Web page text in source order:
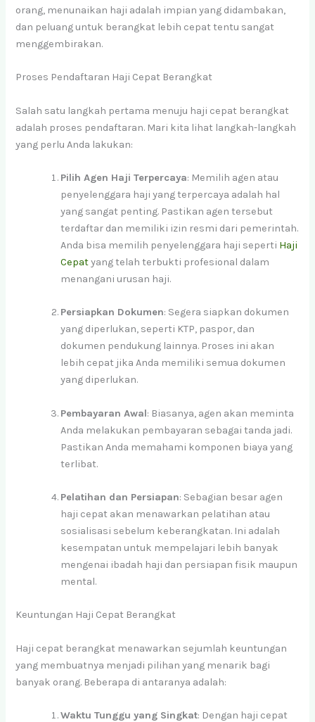
orang, menunaikan haji adalah impian yang didambakan,
dan peluang untuk berangkat lebih cepat tentu sangat
menggembirakan.
Proses Pendaftaran Haji Cepat Berangkat
Salah satu langkah pertama menuju haji cepat berangkat
adalah proses pendaftaran. Mari kita lihat langkah-langkah
yang perlu Anda lakukan:
Pilih Agen Haji Terpercaya: Memilih agen atau
penyelenggara haji yang terpercaya adalah hal
yang sangat penting. Pastikan agen tersebut
terdaftar dan memiliki izin resmi dari pemerintah.
Anda bisa memilih penyelenggara haji seperti Haji
Cepatyang telah terbukti profesional dalam
menangani urusan haji.
Persiapkan Dokumen: Segera siapkan dokumen
yang diperlukan, seperti KTP, paspor, dan
dokumen pendukung lainnya. Proses ini akan
lebih cepat jika Anda memiliki semua dokumen
yang diperlukan.
Pembayaran Awal: Biasanya, agen akan meminta
Anda melakukan pembayaran sebagai tanda jadi.
Pastikan Anda memahami komponen biaya yang
terlibat.
Pelatihan dan Persiapan: Sebagian besar agen
haji cepat akan menawarkan pelatihan atau
sosialisasi sebelum keberangkatan. Ini adalah
kesempatan untuk mempelajari lebih banyak
mengenai ibadah haji dan persiapan fisik maupun
mental.
Keuntungan Haji Cepat Berangkat
Haji cepat berangkat menawarkan sejumlah keuntungan
yang membuatnya menjadi pilihan yang menarik bagi
banyak orang. Beberapa di antaranya adalah:
Waktu Tunggu yang Singkat: Dengan haji cepat